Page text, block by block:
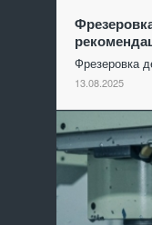
Фрезеровка
13.08.2025